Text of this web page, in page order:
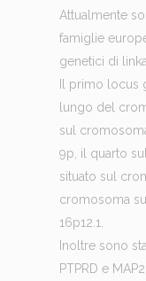
Attualmente
famiglie
genetici di
Il primo locus
lungo del
sul
9p, il quarto
situato sul
cromosoma
16p12.1.
Inoltre sono
PTPRD e